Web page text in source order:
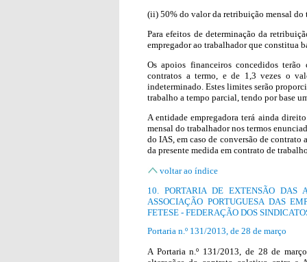
(ii) 50% do valor da retribuição mensal do
Para efeitos de determinação da
empregador ao trabalhador que constitua
Os apoios financeiros concedidos
contratos a termo, e de 1,3 vezes o
indeterminado. Estes limites serão
trabalho a tempo parcial, tendo por base
A entidade empregadora terá ainda
mensal do trabalhador nos termos
do IAS, em caso de conversão de
da presente medida em contrato de
voltar ao índice
10. PORTARIA DE EXTENSÃO DAS
ASSOCIAÇÃO PORTUGUESA DAS
FETESE - FEDERAÇÃO DOS
Portaria n.º 131/2013, de 28 de março
A Portaria n.º 131/2013, de 28 de